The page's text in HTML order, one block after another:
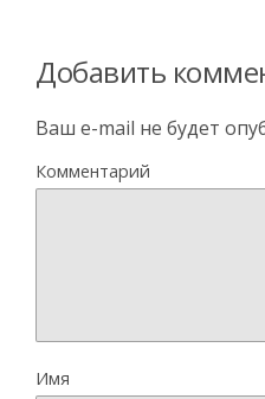
Добавить
Ваш e-mail не будет
Комментарий
Имя